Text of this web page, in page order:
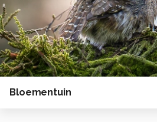
Bloementuin